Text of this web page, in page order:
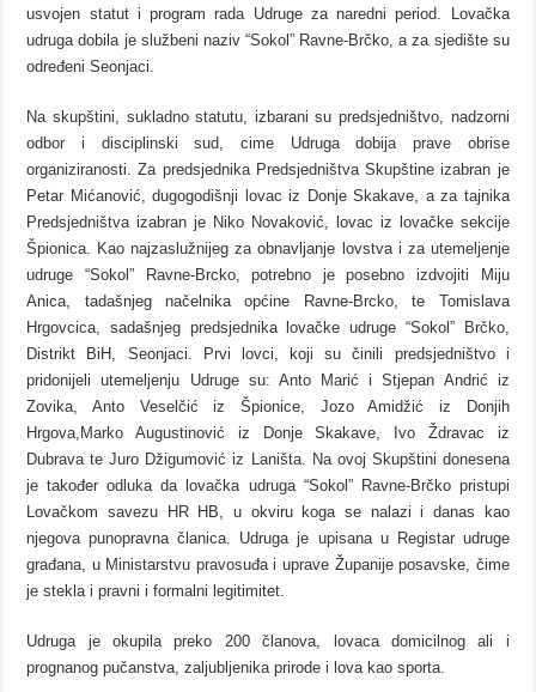
usvojen statut i program rada Udruge za naredni period. Lovačka
udruga dobila je službeni naziv “Sokol” Ravne-Brčko, a za sjedište su
određeni Seonjaci.
Na skupštini, sukladno statutu, izbarani su predsjedništvo, nadzorni
odbor i disciplinski sud, cime Udruga dobija prave obrise
organiziranosti. Za predsjednika Predsjedništva Skupštine izabran je
Petar Mićanović, dugogodišnji lovac iz Donje Skakave, a za tajnika
Predsjedništva izabran je Niko Novaković, lovac iz lovačke sekcije
Špionica. Kao najzaslužnijeg za obnavljanje lovstva i za utemeljenje
udruge “Sokol” Ravne-Brcko, potrebno je posebno izdvojiti Miju
Anica, tadašnjeg načelnika općine Ravne-Brcko, te Tomislava
Hrgovcica, sadašnjeg predsjednika lovačke udruge “Sokol” Brčko,
Distrikt BiH, Seonjaci. Prvi lovci, koji su činili predsjedništvo i
pridonijeli utemeljenju Udruge su: Anto Marić i Stjepan Andrić iz
Zovika, Anto Veselčić iz Špionice, Jozo Amidžić iz Donjih
Hrgova,Marko Augustinović iz Donje Skakave, Ivo Ždravac iz
Dubrava te Juro Džigumović iz Laništa. Na ovoj Skupštini donesena
je također odluka da lovačka udruga “Sokol” Ravne-Brčko pristupi
Lovačkom savezu HR HB, u okviru koga se nalazi i danas kao
njegova punopravna članica. Udruga je upisana u Registar udruge
građana, u Ministarstvu pravosuđa i uprave Županije posavske, čime
je stekla i pravni i formalni legitimitet.
Udruga je okupila preko 200 članova, lovaca domicilnog ali i
prognanog pučanstva, zaljubljenika prirode i lova kao sporta.